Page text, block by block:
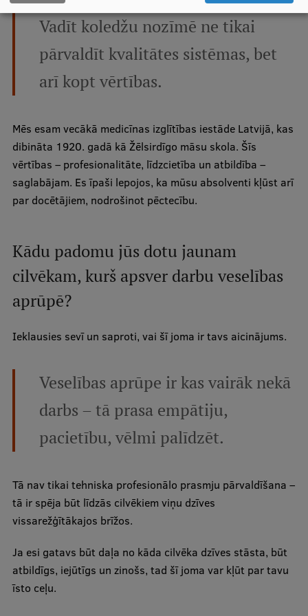
Vadīt koledžu nozīmē ne tikai
pārvaldīt kvalitātes sistēmas, bet
arī kopt vērtības.
Mēs esam vecākā medicīnas izglītības iestāde Latvijā, kas
dibināta 1920. gadā kā Žēlsirdīgo māsu skola. Šīs
vērtības – profesionalitāte, līdzcietība un atbildība –
saglabājam. Es īpaši lepojos, ka mūsu absolventi kļūst arī
par docētājiem, nodrošinot pēctecību.
Kādu padomu jūs dotu jaunam
cilvēkam, kurš apsver darbu veselības
aprūpē?
Ieklausies sevī un saproti, vai šī joma ir tavs aicinājums.
Veselības aprūpe ir kas vairāk nekā
darbs – tā prasa empātiju,
pacietību, vēlmi palīdzēt.
Tā nav tikai tehniska profesionālo prasmju pārvaldīšana –
tā ir spēja būt līdzās cilvēkiem viņu dzīves
vissarežģītākajos brīžos.
Ja esi gatavs būt daļa no kāda cilvēka dzīves stāsta, būt
atbildīgs, iejūtīgs un zinošs, tad šī joma var kļūt par tavu
īsto ceļu.